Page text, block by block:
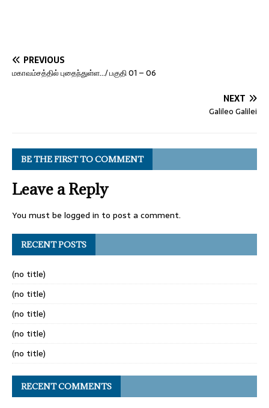
PREVIOUS
மகாவம்சத்தில் புதைந்துள்ள…/ பகுதி 01 – 06
NEXT
Galileo Galilei
BE THE FIRST TO COMMENT
Leave a Reply
You must be logged in to post a comment.
RECENT POSTS
(no title)
(no title)
(no title)
(no title)
(no title)
RECENT COMMENTS